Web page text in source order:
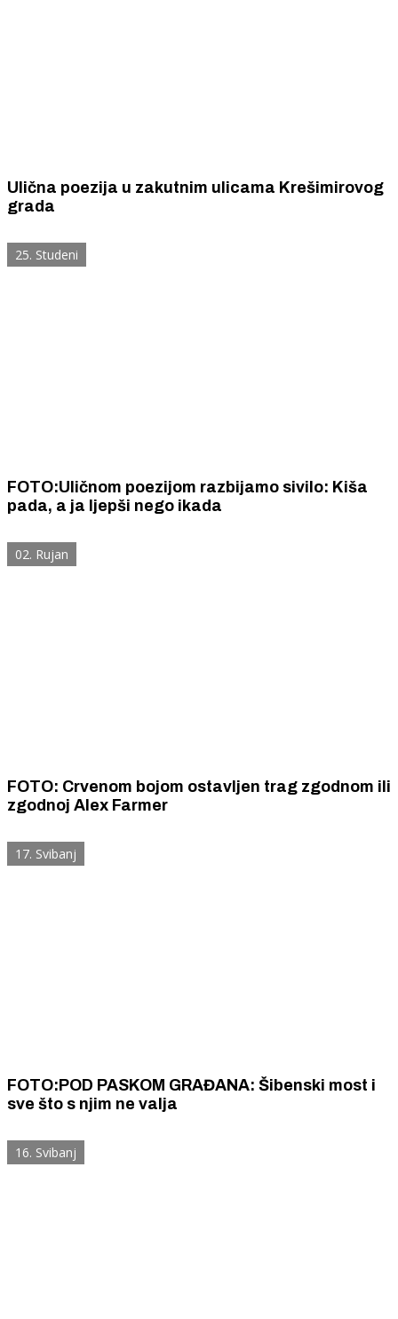
Ulična poezija u zakutnim ulicama Krešimirovog
grada
25. Studeni
FOTO:Uličnom poezijom razbijamo sivilo: Kiša
pada, a ja ljepši nego ikada
02. Rujan
FOTO: Crvenom bojom ostavljen trag zgodnom ili
zgodnoj Alex Farmer
17. Svibanj
FOTO:POD PASKOM GRAĐANA: Šibenski most i
sve što s njim ne valja
16. Svibanj